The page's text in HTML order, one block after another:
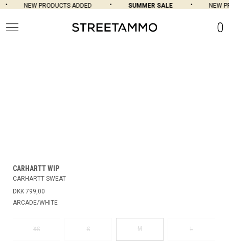
NEW PRODUCTS ADDED SUMMER SALE NEW
0
CARHARTT WIP
CARHARTT SWEAT
DKK 799,00
ARCADE/WHITE
XS S M L